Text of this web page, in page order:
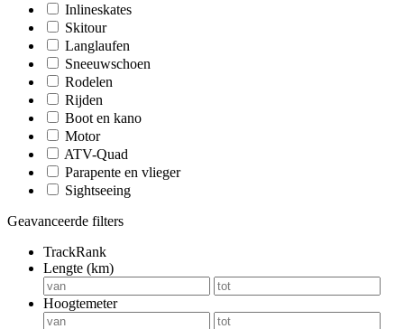
Inlineskates
Skitour
Langlaufen
Sneeuwschoen
Rodelen
Rijden
Boot en kano
Motor
ATV-Quad
Parapente en vlieger
Sightseeing
Geavanceerde filters
TrackRank
Lengte (km)
Hoogtemeter